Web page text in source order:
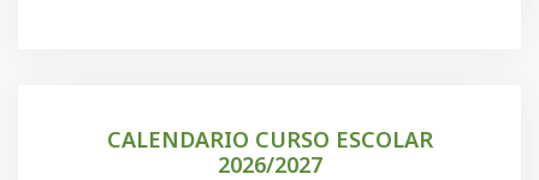
CALENDARIO CURSO ESCOLAR
2026/2027